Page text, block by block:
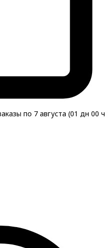
по 7 августа (01 дн 00 ч